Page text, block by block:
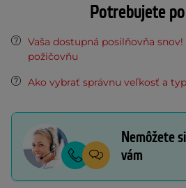
Potrebujete
Vaša dostupná posilňovňa
požičovňu
Ako vybrať správnu veľkosť a
Nemôžete
vám